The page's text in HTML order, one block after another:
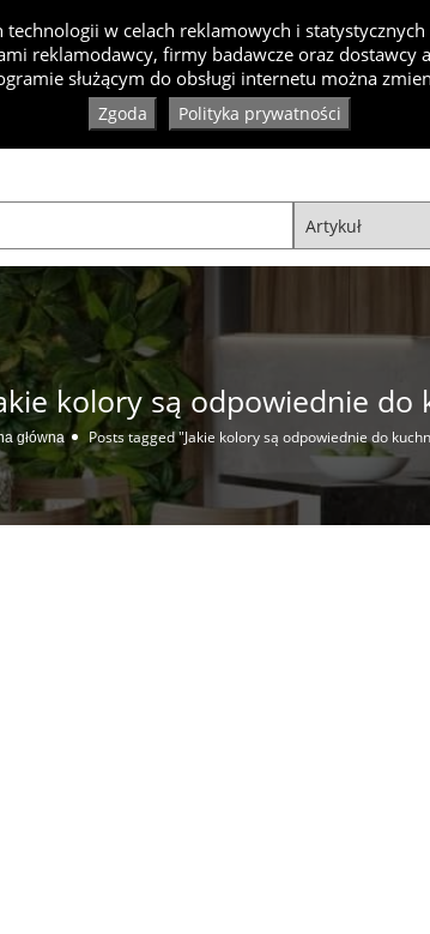
Artykuły Produkty Specjaliści
kolory są odpowiednie do
główna Posts tagged "Jakie kolory są odpowiednie do
w celach reklamowych i
reklamodawcy, firmy badawcze oraz
służącym do obsługi internetu można
Zgoda Polityka prywatności